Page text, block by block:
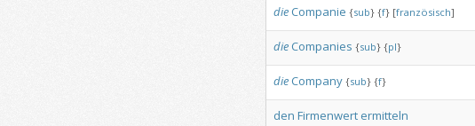
die Companie {sub} {f}[französisch]
die Companies {sub} {pl}
die Company {sub} {f}
den Firmenwert ermitteln